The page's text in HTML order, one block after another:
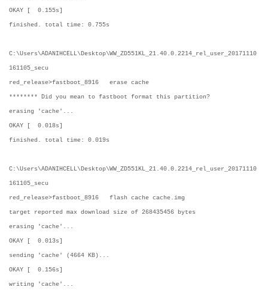
OKAY [ 0.155s]
finished. total time: 0.755s
C:\Users\ADANIHCELL\Desktop\WW_ZD551KL_21.40.0.2214_rel_user_20171110
161105_secu
red_release>fastboot_8916 erase cache
******** Did you mean to fastboot format this partition?
erasing 'cache'...
OKAY [ 0.018s]
finished. total time: 0.019s
C:\Users\ADANIHCELL\Desktop\WW_ZD551KL_21.40.0.2214_rel_user_20171110
161105_secu
red_release>fastboot_8916 flash cache cache.img
target reported max download size of 268435456 bytes
erasing 'cache'...
OKAY [ 0.013s]
sending 'cache' (4664 KB)...
OKAY [ 0.156s]
writing 'cache'...